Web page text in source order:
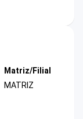
Matriz/Filial
MATRIZ